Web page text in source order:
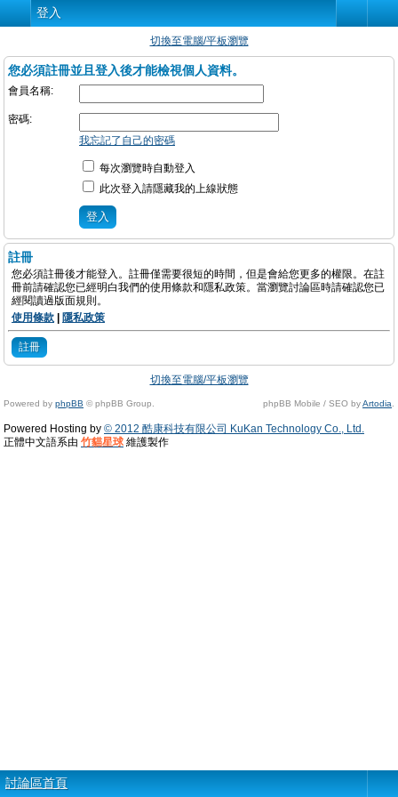
登入
切換至電腦/平板瀏覽
您必須註冊並且登入後才能檢視個人資料。
會員名稱:
密碼:
我忘記了自己的密碼
每次瀏覽時自動登入
此次登入請隱藏我的上線狀態
註冊
您必須註冊後才能登入。註冊僅需要很短的時間，但是會給您更多的權限。在註
冊前請確認您已經明白我們的使用條款和隱私政策。當瀏覽討論區時請確認您已
經閱讀過版面規則。
使用條款
隱私政策
註冊
切換至電腦/平板瀏覽
Powered by phpBB © phpBB Group. phpBB Mobile / SEO byArtodia
Powered Hosting by © 2012 酷康科技有限公司 KuKan Technology Co., Ltd.
正體中文語系由 竹貓星球 維護製作
討論區首頁